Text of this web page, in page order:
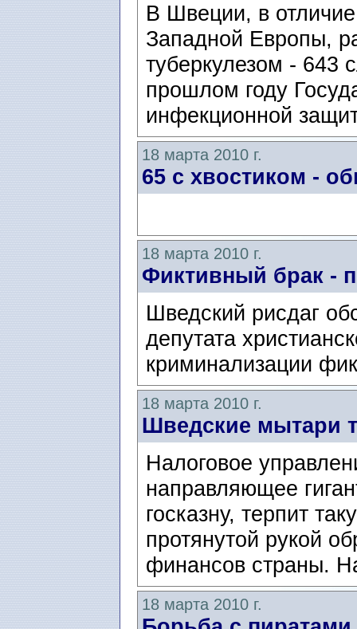
В Швеции, в
Западной Европы,
туберкулезом - 643
прошлом году
инфекционной
18 марта 2010 г.
65 с хвостиком -
18 марта 2010 г.
Фиктивный брак -
Шведский рисдаг
депутата
криминализации
18 марта 2010 г.
Шведские мытари
Налоговое
направляющее
госказну, терпит
протянутой рукой
финансов страны.
18 марта 2010 г.